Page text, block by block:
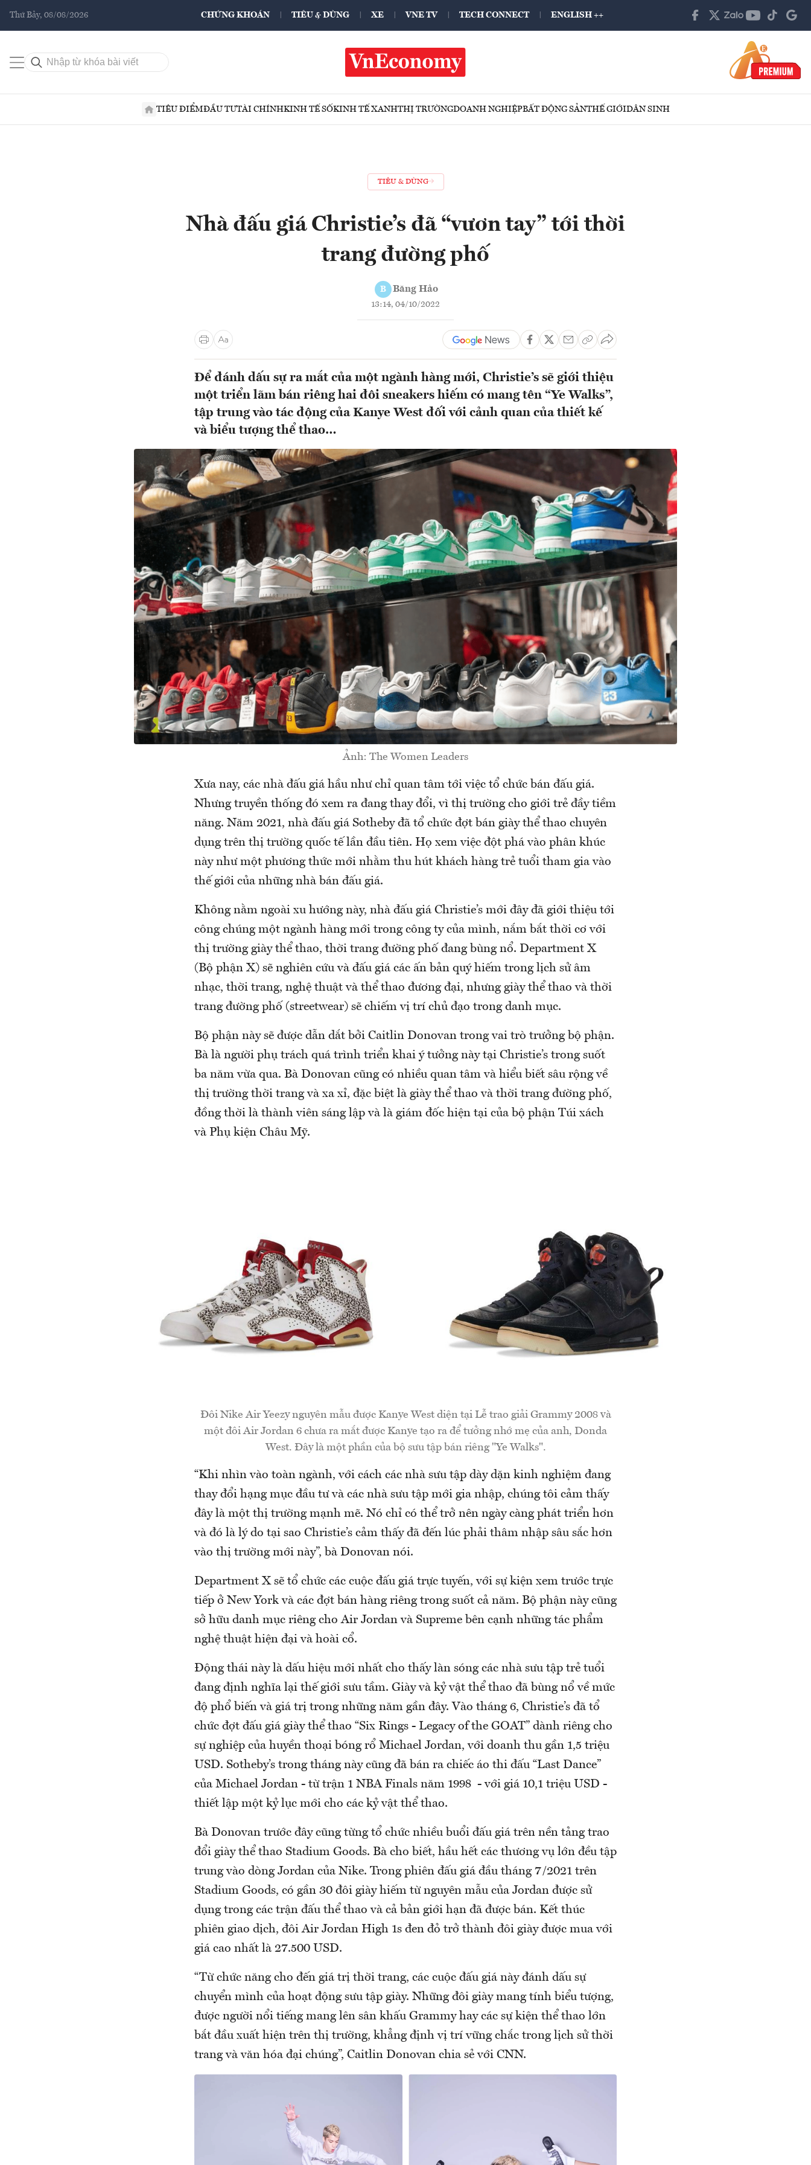
Thứ Bảy, 08/08/2026 CHỨNG KHOÁN TIÊU & DÙNG XE VNE TV TECH CONNECT ENGLISH ++
TIÊU ĐIỂMĐẦU TƯTÀI CHÍNHKINH TẾ SỐKINH TẾ XANHTHỊ TRƯỜNGDOANH NGHIỆPBẤT ĐỘNG SẢNTHẾ GIỚIDÂN SINH
TIÊU & DÙNG
Nhà đấu giá Christie’s đã “vươn tay” tới thời
trang đường phố
B Băng Hảo
13:14, 04/10/2022
Để đánh dấu sự ra mắt của một ngành hàng mới, Christie’s sẽ giới thiệu
một triển lãm bán riêng hai đôi sneakers hiếm có mang tên “Ye Walks”,
tập trung vào tác động của Kanye West đối với cảnh quan của thiết kế
và biểu tượng thể thao…
Ảnh: The Women Leaders
Xưa nay, các nhà đấu giá hầu như chỉ quan tâm tới việc tổ chức bán đấu giá.
Nhưng truyền thống đó xem ra đang thay đổi, vì thị trường cho giới trẻ đầy tiềm
năng. Năm 2021, nhà đấu giá Sotheby đã tổ chức đợt bán giày thể thao chuyên
dụng trên thị trường quốc tế lần đầu tiên. Họ xem việc đột phá vào phân khúc
này như một phương thức mới nhằm thu hút khách hàng trẻ tuổi tham gia vào
thế giới của những nhà bán đấu giá.
Không nằm ngoài xu hướng này, nhà đấu giá Christie’s mới đây đã giới thiệu tới
công chúng một ngành hàng mới trong công ty của mình, nắm bắt thời cơ với
thị trường giày thể thao, thời trang đường phố đang bùng nổ. Department X
(Bộ phận X) sẽ nghiên cứu và đấu giá các ấn bản quý hiếm trong lịch sử âm
nhạc, thời trang, nghệ thuật và thể thao đương đại, nhưng giày thể thao và thời
trang đường phố (streetwear) sẽ chiếm vị trí chủ đạo trong danh mục.
Bộ phận này sẽ được dẫn dắt bởi Caitlin Donovan trong vai trò trưởng bộ phận.
Bà là người phụ trách quá trình triển khai ý tưởng này ​​tại Christie’s trong suốt
ba năm vừa qua. Bà Donovan cũng có nhiều quan tâm và hiểu biết sâu rộng về
thị trường thời trang và xa xỉ, đặc biệt là giày thể thao và thời trang đường phố,
đồng thời là thành viên sáng lập và là giám đốc hiện tại của bộ phận Túi xách
và Phụ kiện Châu Mỹ.
Đôi Nike Air Yeezy nguyên mẫu được Kanye West diện tại Lễ trao giải Grammy 2008 và
một đôi Air Jordan 6 chưa ra mắt được Kanye tạo ra để tưởng nhớ mẹ của anh, Donda
West. Đây là một phần của bộ sưu tập bán riêng "Ye Walks".
“Khi nhìn vào toàn ngành, với cách các nhà sưu tập dày dặn kinh nghiệm đang
thay đổi hạng mục đầu tư và các nhà sưu tập mới gia nhập, chúng tôi cảm thấy
đây là một thị trường mạnh mẽ. Nó chỉ có thể trở nên ngày càng phát triển hơn
và đó là lý do tại sao Christie’s cảm thấy đã đến lúc phải thâm nhập sâu sắc hơn
vào thị trường mới này”, bà Donovan nói.
Department X sẽ tổ chức các cuộc đấu giá trực tuyến, với sự kiện xem trước trực
tiếp ở New York và các đợt bán hàng riêng trong suốt cả năm. Bộ phận này cũng
sở hữu danh mục riêng cho Air Jordan và Supreme bên cạnh những tác phẩm
nghệ thuật hiện đại và hoài cổ.
Động thái này là dấu hiệu mới nhất cho thấy làn sóng các nhà sưu tập trẻ tuổi
đang định nghĩa lại thế giới sưu tầm. Giày và kỷ vật thể thao đã bùng nổ về mức
độ phổ biến và giá trị trong những năm gần đây. Vào tháng 6, Christie’s đã tổ
chức đợt đấu giá giày thể thao “Six Rings - Legacy of the GOAT” dành riêng cho
sự nghiệp của huyền thoại bóng rổ Michael Jordan, với doanh thu gần 1,5 triệu
USD. Sotheby’s trong tháng này cũng đã bán ra chiếc áo thi đấu “Last Dance”
của Michael Jordan - từ trận 1 NBA Finals năm 1998 - với giá 10,1 triệu USD -
thiết lập một kỷ lục mới cho các kỷ vật thể thao.
Bà Donovan trước đây cũng từng tổ chức nhiều buổi đấu giá trên nền tảng trao
đổi giày thể thao Stadium Goods. Bà cho biết, hầu hết các thương vụ lớn đều tập
trung vào dòng Jordan của Nike. Trong phiên đấu giá đầu tháng 7/2021 trên
Stadium Goods, có gần 30 đôi giày hiếm từ nguyên mẫu của Jordan được sử
dụng trong các trận đấu thể thao và cả bản giới hạn đã được bán. Kết thúc
phiên giao dịch, đôi Air Jordan High 1s đen đỏ trở thành đôi giày được mua với
giá cao nhất là 27.500 USD.
“Từ chức năng cho đến giá trị thời trang, các cuộc đấu giá này đánh dấu sự
chuyển mình của hoạt động sưu tập giày. Những đôi giày mang tính biểu tượng,
được người nổi tiếng mang lên sân khấu Grammy hay các sự kiện thể thao lớn
bắt đầu xuất hiện trên thị trường, khẳng định vị trí vững chắc trong lịch sử thời
trang và văn hóa đại chúng”, Caitlin Donovan chia sẻ với CNN.